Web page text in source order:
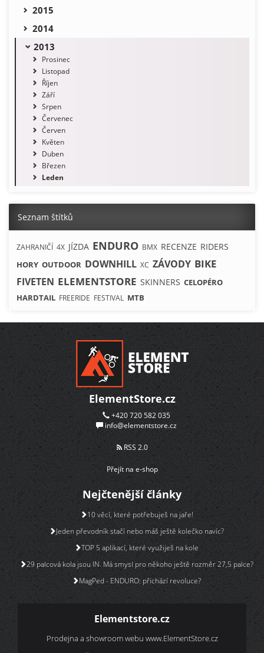
2015
2014
2013
Prosinec
Listopad
Říjen
Září
Srpen
Červenec
Červen
Květen
Duben
Březen
Leden
Seznam štítků
ZAHRANIČÍ 4X JÍZDA ENDURO BMX RECENZE RIDERS
HORY OUTDOOR DOWNHILL XC ZÁVODY BIKE
FIVETEN ELEMENTSTORE SKINNERS CELOPÉRO
HARDTAIL FREERIDE FESTIVAL MTB
ElementStore.cz
+420 720 582 035
info@elementstore.cz
RSS 2.0
Přejít na e-shop
Nejčtenější články
10 věcí, které potřebuješ na jaře!
Jeden převodník stačí nebo máš ještě kolečko navíc?
TOP 5 aplikací, které využiješ na kole
29 palcová kola jsou IN. Má smysl pro někoho ještě rozměr 27,5 palce?
MagPed - ENDURO: přichází revoluce?
Elementstore.cz
Prodejna a showroom webu www.ElementStore.cz